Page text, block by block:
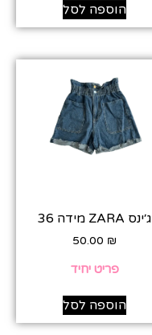
הוספה לסל
ג׳ינס ZARA מידה 36
50.00 ₪
פריט יחיד
הוספה לסל